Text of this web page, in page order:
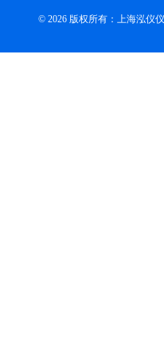
© 2026 版权所有：上海泓仪